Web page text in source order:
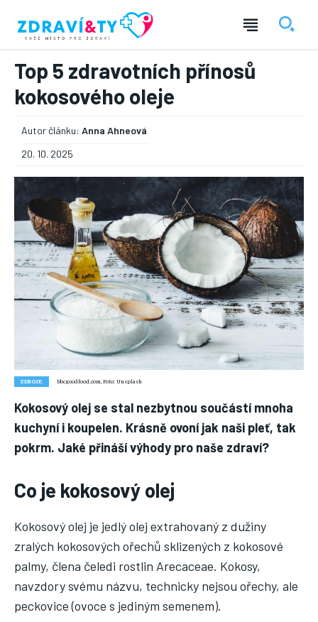
― REKLAMA ―
Nic není tak důležité, jako vaše zdraví.
Náš web nabízí komplexní informace a rady pro zdravý životní
styl, zahrnující nejnovější poznatky o různých onemocněních,
přínosné zdravotní praktiky, techniky jógy a rady pro
vyváženou stravu.
ZDRAVÍ
ONEMOCNĚNÍ
FITNESS
HUBNUTÍ
Top 5 zdravotních přínosů
kokosového oleje
Autor článku: Anna Ahneová
20. 10. 2025
ZDROJE: bbcgoodfood.com, Foto: Unsplash
Kokosový olej se stal nezbytnou součástí mnoha
kuchyní i koupelen. Krásně ovoní jak naši pleť, tak
pokrm. Jaké přináší výhody pro naše zdraví?
Co je kokosový olej
Kokosový olej je jedlý olej extrahovaný z dužiny
zralých kokosových ořechů sklizených z kokosové
palmy, člena čeledi rostlin Arecaceae. Kokosy,
navzdory svému názvu, technicky nejsou ořechy, ale
peckovice (ovoce s jediným semenem).